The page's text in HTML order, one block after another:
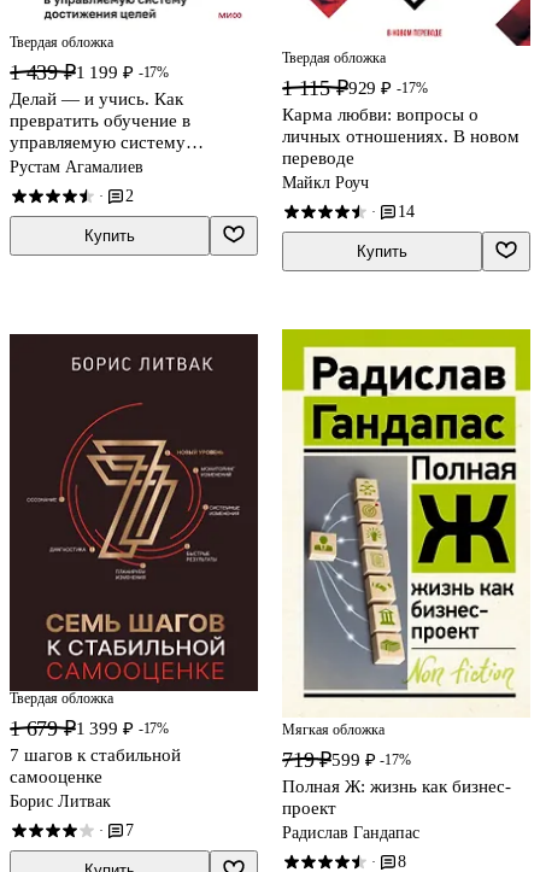
Твердая обложка
1 439 ₽1 199 ₽ -17%
Делай — и учись. Как
превратить обучение в
управляемую систему
достижения целей
Рустам Агамалиев
· 2
Купить
Твердая обложка
1 115 ₽929 ₽ -17%
Карма любви: вопросы о
личных отношениях. В новом
переводе
Майкл Роуч
· 14
Купить
Твердая обложка
1 679 ₽1 399 ₽ -17%
7 шагов к стабильной
самооценке
Борис Литвак
· 7
Мягкая обложка
719 ₽599 ₽ -17%
Полная Ж: жизнь как бизнес-
проект
Радислав Гандапас
· 8